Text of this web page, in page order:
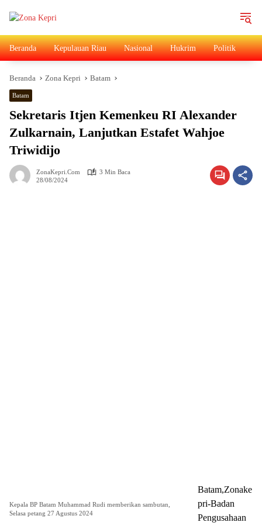
Beranda Kepulauan Riau Nasional Hukrim Politik
Beranda Zona Kepri Batam
Batam
Sekretaris Itjen Kemenkeu RI Alexander
Zulkarnain, Lanjutkan Estafet Wahjoe
Triwidijo
ZonaKepri.com
3 Min Baca
28/08/2024
Kepala BP Batam Muhammad Rudi memberikan sambutan,
Selasa petang 27 Agustus 2024
Batam,Zonake
pri-Badan
Pengusahaan